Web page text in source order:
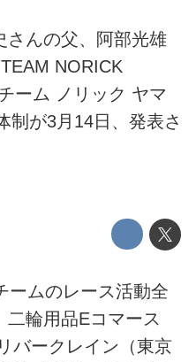
さんの父、阿部光雄
NORICK
ーム ノリック ヤマ
制が3月14日、発表さ
ームのレース活動全
輪用品Eコマース
バークレイン（東京